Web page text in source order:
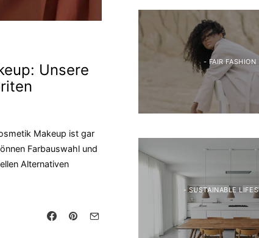
Unsere
Makeup ist gar
Farbauswahl und
Alternativen
- FAIR FASHION
- SUSTAINABLE